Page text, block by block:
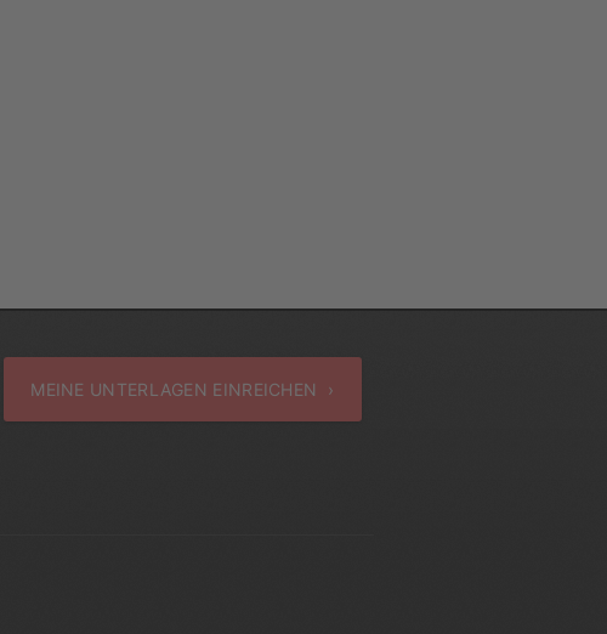
MEINE UNTERLAGEN EINREICHEN ›